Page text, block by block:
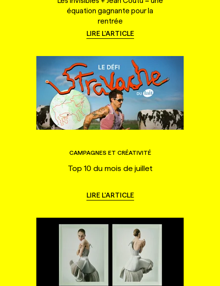
équation gagnante pour la
rentrée
LIRE L'ARTICLE
CAMPAGNES ET CRÉATIVITÉ
Top 10 du mois de juillet
LIRE L'ARTICLE